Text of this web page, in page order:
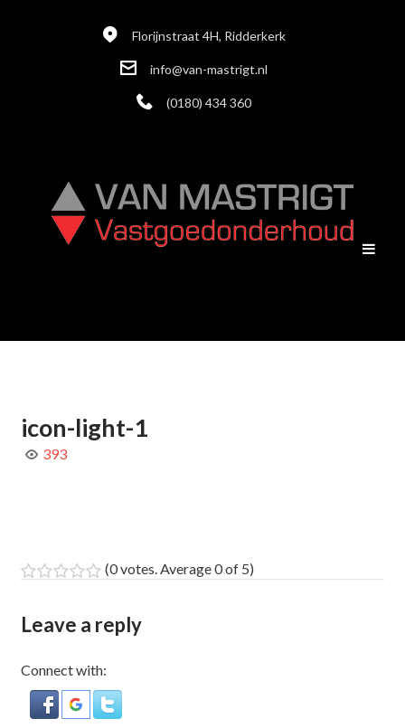
Florijnstraat 4H, Ridderkerk
info@van-mastrigt.nl
(0180) 434 360
icon-light-1
393
(0 votes. Average0of 5)
Leave a reply
Connect with: